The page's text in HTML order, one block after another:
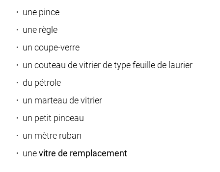
une pince
une règle
un coupe-verre
un couteau de vitrier de type feuille de laurier
du pétrole
un marteau de vitrier
un petit pinceau
un mètre ruban
unevitre de remplacement